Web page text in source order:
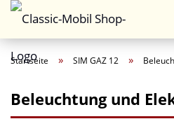
Startseite » SIM GAZ 12 »
Beleuchtung und